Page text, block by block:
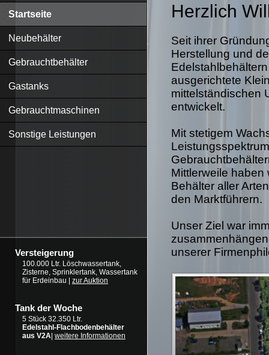
Startseite
Neubehälter
Gebrauchtbehälter
Gastanks
Gebrauchtmaschinen
Sonstige Leistungen
Versteigerung
100.000 Ltr. Löschwassertank,
Zisterne, Sprinklertank, Wassertank
für Erdeinbau | zur Auktion
Tank der Woche
5 Stück 32.350 Ltr.
Edelstahl-Flachbodenbehälter
aus V2A weitere Informationen
Herzlich
Seit ihrer
Herstellung und
ausgerichtete
mittelständischen
entwickelt.
Mit stetigem
Mittlerweile haben
Behälter aller
den Marktführern.
Unser Ziel war
unserer